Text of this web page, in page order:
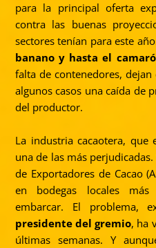
para la principal oferta
contra las buenas
sectores tenían para este
banano y hasta el
falta de contenedores,
algunos casos una caída de
del productor.
La industria cacaotera, que
una de las más
de Exportadores de Cacao
en bodegas locales
embarcar. El problema,
presidente del gremio, ha
últimas semanas. Y